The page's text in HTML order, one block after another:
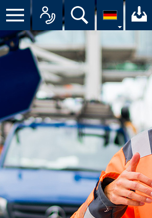
Menü Alle Suche